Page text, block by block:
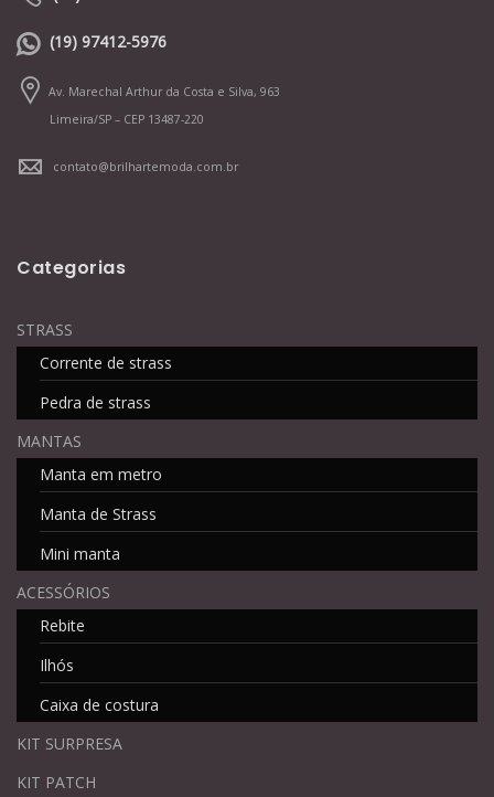
(19) 97412-5976
Av. Marechal Arthur da Costa e Silva, 963
Limeira/SP – CEP 13487-220
contato@brilhartemoda.com.br
Categorias
STRASS
Corrente de strass
Pedra de strass
MANTAS
Manta em metro
Manta de Strass
Mini manta
ACESSÓRIOS
Rebite
Ilhós
Caixa de costura
KIT SURPRESA
KIT PATCH